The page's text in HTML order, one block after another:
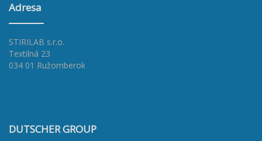
Adresa
STIRILAB s.r.o.
Textilná 23
034 01 Ružomberok
DUTSCHER GROUP